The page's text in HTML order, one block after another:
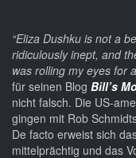
“Eliza Dushku is not a
ridiculously inept, and
was rolling my eyes for
für seinen Blog Bill’s
nicht falsch. Die US-
gingen mit Rob
De facto erweist sich
mittelprächtig und das